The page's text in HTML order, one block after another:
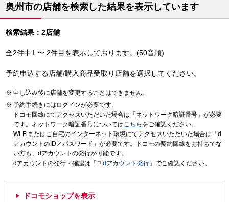
奥州市の店舗を検索した結果を表示しています
検索結果：2店舗
全2件中1 〜 2件目を表示しております。(50音順)
予約申込する店舗/購入商品受取り店舗を選択してください。
申し込み後に店舗を変更することはできません。
予約手続きにはログインが必要です。
ドコモ回線にてアクセスいただいた場合は「ネットワーク暗証番号」が必要
です。ネットワーク暗証番号についてはこちら をご確認ください。
Wi-Fiまたはご自宅のインターネット環境にてアクセスいただいた場合は「d
アカウントのID／パスワード」が必要です。ドコモの契約回線をお持ちでな
い方も、dアカウントの発行が可能です。
dアカウントの発行・確認は「
dアカウント発行 」でご確認ください。
ドコモショップを表示